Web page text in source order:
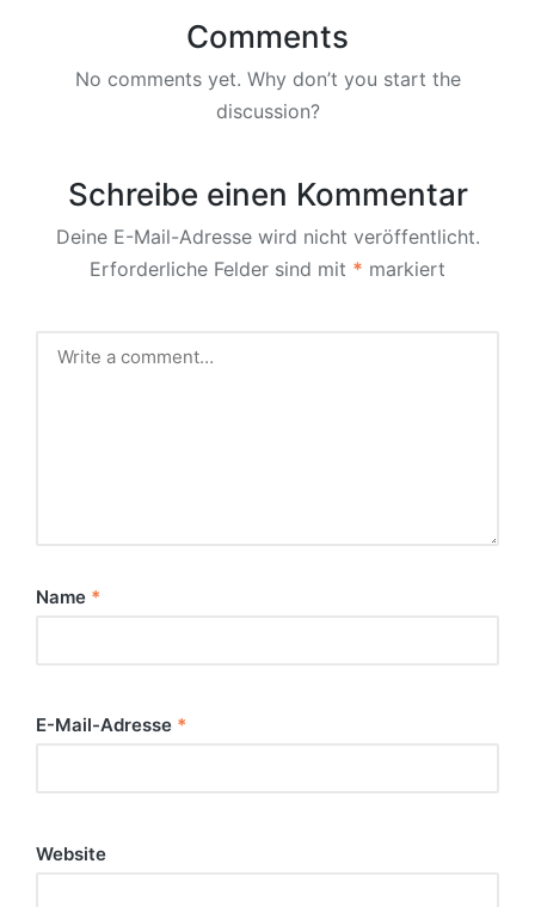
Comments
No comments yet. Why don’t you start the
discussion?
Schreibe einen Kommentar
Deine E-Mail-Adresse wird nicht veröffentlicht.
Erforderliche Felder sind mit * markiert
Name *
E-Mail-Adresse *
Website